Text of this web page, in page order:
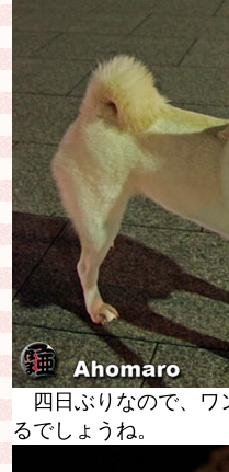
四日ぶりなので、ワ
るでしょうね。